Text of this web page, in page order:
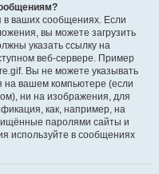
ваших сообщениях. Если
вы можете загрузить
указать ссылку на
веб-сервере. Пример
Вы не можете указывать
на вашем компьютере (если
ни на изображения, для
как, например, на
паролями сайты и
используйте в сообщениях